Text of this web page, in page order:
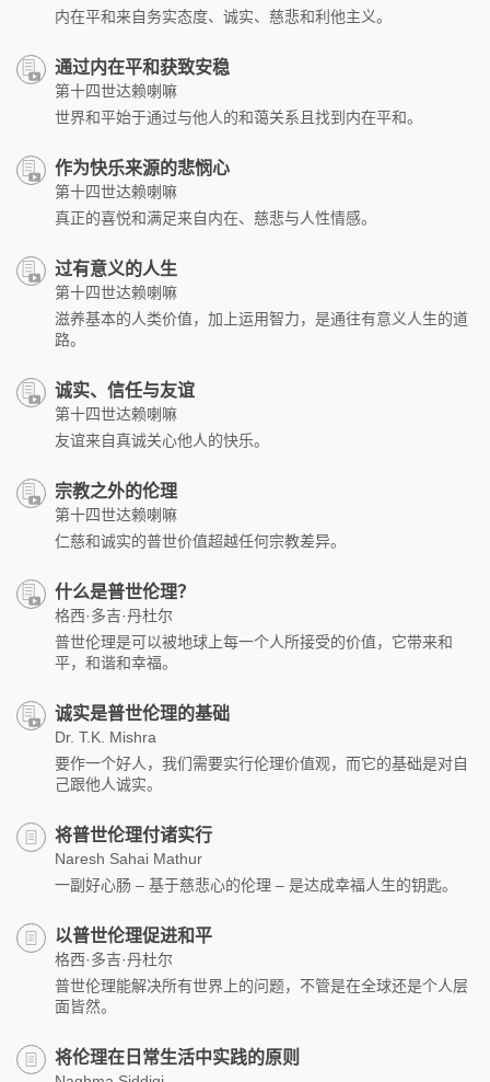
内在平和来自务实态度、诚实、慈悲和利他主义。
通过内在平和获致安稳
第十四世达赖喇嘛
世界和平始于通过与他人的和蔼关系且找到内在平和。
作为快乐来源的悲悯心
第十四世达赖喇嘛
真正的喜悦和满足来自内在、慈悲与人性情感。
过有意义的人生
第十四世达赖喇嘛
滋养基本的人类价值，加上运用智力，是通往有意义人生的道
路。
诚实、信任与友谊
第十四世达赖喇嘛
友谊来自真诚关心他人的快乐。
宗教之外的伦理
第十四世达赖喇嘛
仁慈和诚实的普世价值超越任何宗教差异。
什么是普世伦理？
格西·多吉·丹杜尔
普世伦理是可以被地球上每一个人所接受的价值，它带来和
平，和谐和幸福。
诚实是普世伦理的基础
Dr. T.K. Mishra
要作一个好人，我们需要实行伦理价值观，而它的基础是对自
己跟他人诚实。
将普世伦理付诸实行
Naresh Sahai Mathur
一副好心肠 – 基于慈悲心的伦理 – 是达成幸福人生的钥匙。
以普世伦理促进和平
格西·多吉·丹杜尔
普世伦理能解决所有世界上的问题，不管是在全球还是个人层
面皆然。
将伦理在日常生活中实践的原则